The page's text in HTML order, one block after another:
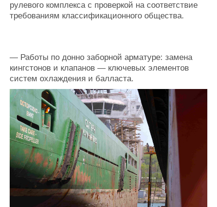
рулевого комплекса с проверкой на соответствие
требованиям классификационного общества.
— Работы по донно заборной арматуре: замена
кингстонов и клапанов — ключевых элементов
систем охлаждения и балласта.